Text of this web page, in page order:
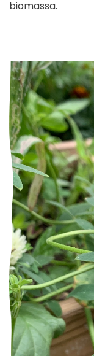
biomassa.